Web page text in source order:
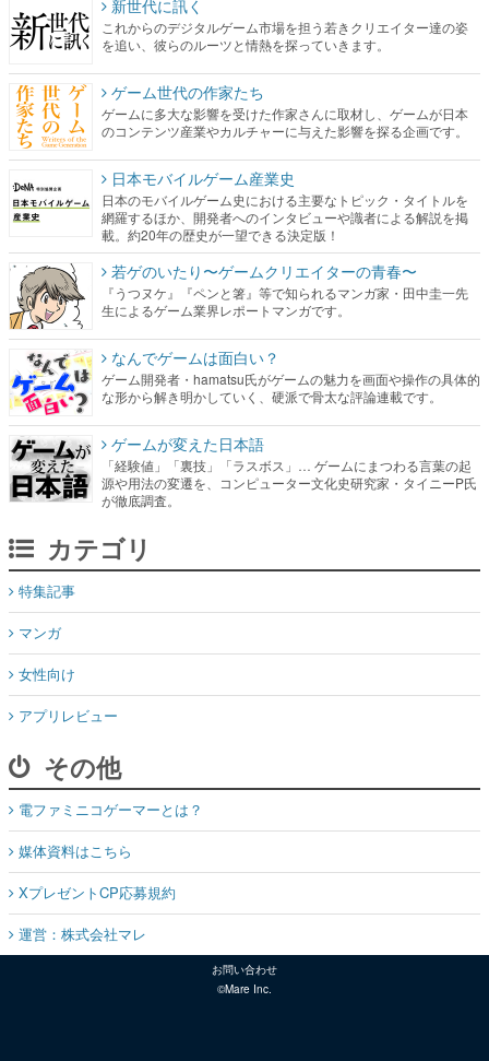
新世代に訊く
これからのデジタルゲーム市場を担う若きクリエイター達の姿
を追い、彼らのルーツと情熱を探っていきます。
ゲーム世代の作家たち
ゲームに多大な影響を受けた作家さんに取材し、ゲームが日本
のコンテンツ産業やカルチャーに与えた影響を探る企画です。
日本モバイルゲーム産業史
日本のモバイルゲーム史における主要なトピック・タイトルを
網羅するほか、開発者へのインタビューや識者による解説を掲
載。約20年の歴史が一望できる決定版！
若ゲのいたり〜ゲームクリエイターの青春〜
『うつヌケ』『ペンと箸』等で知られるマンガ家・田中圭一先
生によるゲーム業界レポートマンガです。
なんでゲームは面白い？
ゲーム開発者・hamatsu氏がゲームの魅力を画面や操作の具体的
な形から解き明かしていく、硬派で骨太な評論連載です。
ゲームが変えた日本語
「経験値」「裏技」「ラスボス」… ゲームにまつわる言葉の起
源や用法の変遷を、コンピューター文化史研究家・タイニーP氏
が徹底調査。
カテゴリ
特集記事
マンガ
女性向け
アプリレビュー
その他
電ファミニコゲーマーとは？
媒体資料はこちら
XプレゼントCP応募規約
運営：株式会社マレ
お問い合わせ
©Mare Inc.